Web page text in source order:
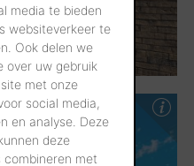
media te bieden
websiteverkeer te
Ook delen we
over uw gebruik
met onze
social media,
en analyse. Deze
deze
combineren met